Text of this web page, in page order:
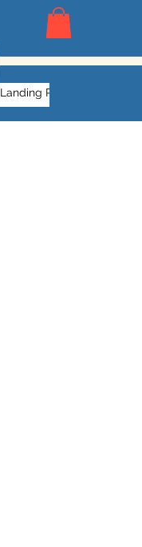
Landing Page